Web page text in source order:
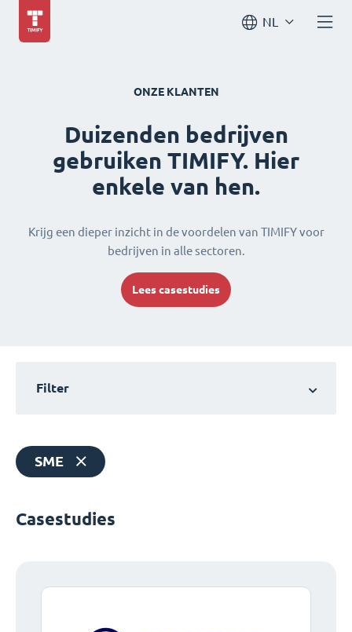
NL
ONZE KLANTEN
Duizenden bedrijven
gebruiken TIMIFY. Hier
enkele van hen.
Krijg een dieper inzicht in de voordelen van TIMIFY voor
bedrijven in alle sectoren.
Lees casestudies
Filter
SME
Casestudies